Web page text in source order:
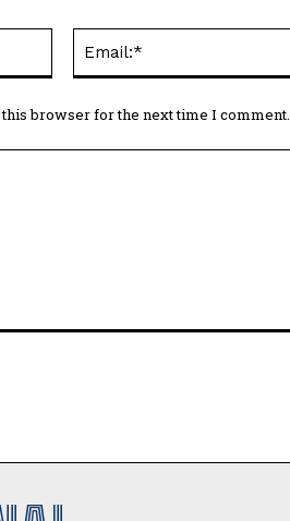
browser for the next time I comment.